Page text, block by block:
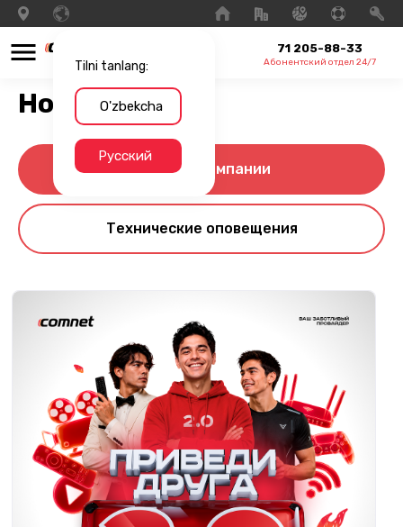
Tilni tanlang:
O'zbekcha
Русский
71 205-88-33
Абонентский отдел 24/7
Новости
Новости компании
Технические оповещения